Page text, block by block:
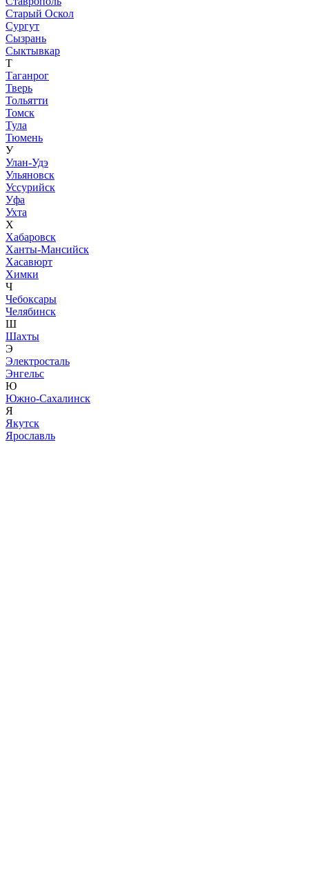
Старый Оскол
Сургут
Сызрань
Сыктывкар
Т
Таганрог
Тверь
Тольятти
Томск
Тула
Тюмень
У
Улан-Удэ
Ульяновск
Уссурийск
Уфа
Ухта
Х
Хабаровск
Ханты-Мансийск
Хасавюрт
Химки
Ч
Чебоксары
Челябинск
Ш
Шахты
Э
Электросталь
Энгельс
Ю
Южно-Сахалинск
Я
Якутск
Ярославль